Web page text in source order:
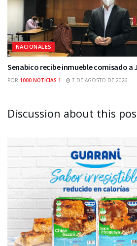
NACIONALES
Senabico recibe inmueble comisado a
POR 1000 NOTICIAS 1 7 DE AGOSTO DE 2026
Discussion about this